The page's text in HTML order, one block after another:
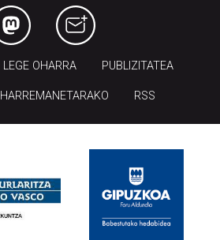
LEGE OHARRA PUBLIZITATEA
HARREMANETARAKO RSS